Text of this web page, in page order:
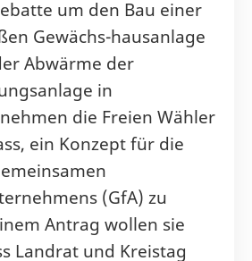
um den Bau einer
Gewächs-hausanlage
Abwärme der
in
die Freien Wähler
ein Konzept für die
(GfA) zu
Antrag wollen sie
Landrat und Kreistag